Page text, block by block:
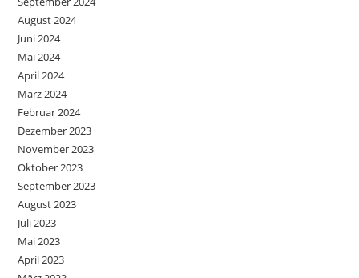
August 2024
Juni 2024
Mai 2024
April 2024
März 2024
Februar 2024
Dezember 2023
November 2023
Oktober 2023
September 2023
August 2023
Juli 2023
Mai 2023
April 2023